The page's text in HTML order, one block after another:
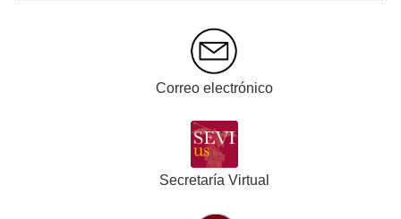
Correo electrónico
Secretaría Virtual